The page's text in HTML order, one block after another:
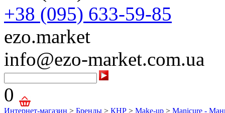
+38 (095) 633-59-85
ezo.market
info@ezo-market.com.ua
0
Интернет-магазин > Бренды > КНР > Make-up > Manicure -